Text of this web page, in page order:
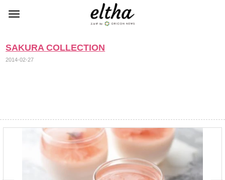
SAKURA COLLECTION
2014-02-27